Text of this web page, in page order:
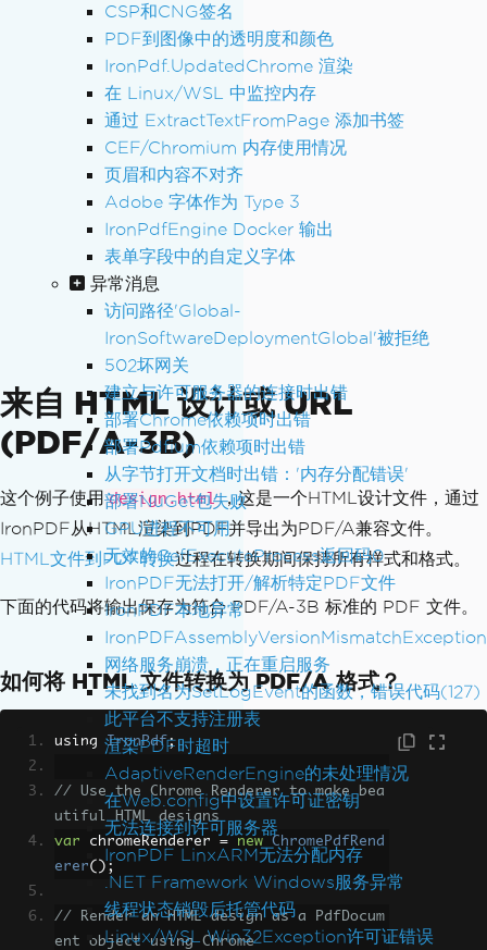
CSP和CNG签名
PDF到图像中的透明度和颜色
IronPdf.UpdatedChrome 渲染
在 Linux/WSL 中监控内存
通过 ExtractTextFromPage 添加书签
CEF/Chromium 内存使用情况
页眉和内容不对齐
Adobe 字体作为 Type 3
IronPdfEngine Docker 输出
表单字段中的自定义字体
异常消息
访问路径'Global-
IronSoftwareDeploymentGlobal'被拒绝
502坏网关
建立与许可服务器的连接时出错
部署Chrome依赖项时出错
部署Pdfium依赖项时出错
从字节打开文档时出错：'内存分配错误'
部署NuGet包失败
GPU进程不可用
无效的CefExecuteProcess返回码0
IronPDF无法打开/解析特定PDF文件
IronPDF本地异常
IronPDFAssemblyVersionMismatchException
网络服务崩溃，正在重启服务
未找到名为SetLogEvent的函数，错误代码(127)
此平台不支持注册表
渲染PDF时超时
AdaptiveRenderEngine的未处理情况
在Web.config中设置许可证密钥
无法连接到许可服务器
IronPDF LinxARM无法分配内存
.NET Framework Windows服务异常
线程状态销毁后托管代码
Linux/WSL Win32Exception许可证错误
来自 HTML 设计或 URL
(PDF/A-3B)
这个例子使用 design.html ，这是一个HTML设计文件，通过
IronPDF从HTML渲染到PDF并导出为PDF/A兼容文件。
HTML文件到PDF转换过程在转换期间保持所有样式和格式。
下面的代码将输出保存为符合 PDF/A-3B 标准的 PDF 文件。
如何将 HTML 文件转换为 PDF/A 格式？
using IronPdf;
// Use the Chrome Renderer to make bea
utiful HTML designs
var chromeRenderer = new
ChromePdfRend
erer();
// Render an HTML design as a PdfDocum
ent object using Chrome